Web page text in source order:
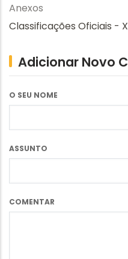
Anexos
Classificações Oficiais -
Adicionar Novo
O SEU NOME
ASSUNTO
COMENTAR